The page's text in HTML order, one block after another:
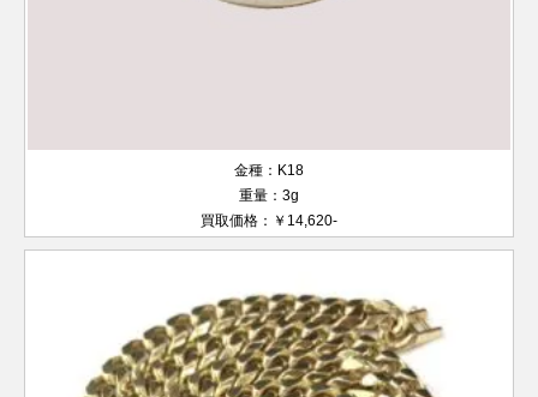
金種：K18
重量：3g
買取価格：￥14,620-